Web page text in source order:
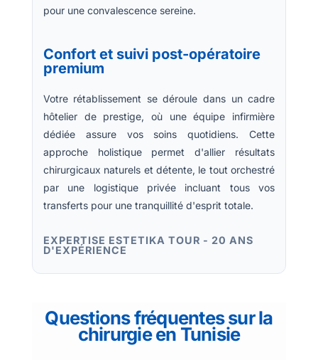
pour une convalescence sereine.
Confort et suivi post-opératoire
premium
Votre rétablissement se déroule dans un cadre
hôtelier de prestige, où une équipe infirmière
dédiée assure vos soins quotidiens. Cette
approche holistique permet d'allier résultats
chirurgicaux naturels et détente, le tout orchestré
par une logistique privée incluant tous vos
transferts pour une tranquillité d'esprit totale.
EXPERTISE ESTETIKA TOUR - 20 ANS
D'EXPÉRIENCE
Questions fréquentes sur la
chirurgie en Tunisie